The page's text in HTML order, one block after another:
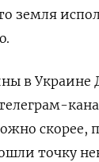
земля
в Украине
скорее,
точку